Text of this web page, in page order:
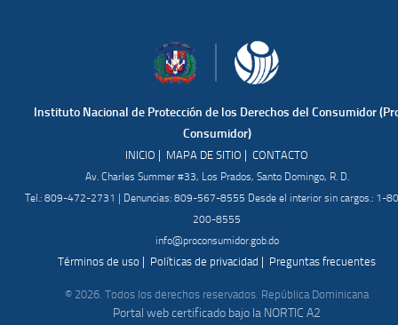
Instituto Nacional de Protección de los Derechos del Consumidor
Consumidor)
INICIO | MAPA DE SITIO | CONTACTO
Av. Charles Summer #33, Los Prados, Santo Domingo, R. D.
Tel.: 809-472-2731 | Denuncias: 809-567-8555 Desde el interior sin cargos.: 1-
200-8555
info@proconsumidor.gob.do
Términos de uso | Políticas de privacidad | Preguntas frecuentes
© 2026. Todos los derechos reservados. República Dominicana
Portal web certificado bajo la NORTIC A2